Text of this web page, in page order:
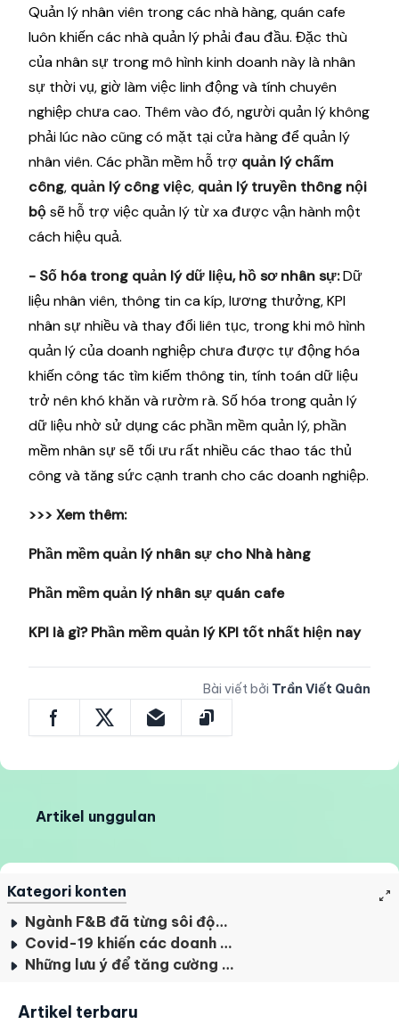
Quản lý nhân viên trong các nhà hàng, quán cafe
luôn khiến các nhà quản lý phải đau đầu. Đặc thù
của nhân sự trong mô hình kinh doanh này là nhân
sự thời vụ, giờ làm việc linh động và tính chuyên
nghiệp chưa cao. Thêm vào đó, người quản lý không
phải lúc nào cũng có mặt tại cửa hàng để quản lý
nhân viên. Các phần mềm hỗ trợ quản lý chấm
công, quản lý công việc, quản lý truyền thông nội
bộsẽ hỗ trợ việc quản lý từ xa được vận hành một
cách hiệu quả.
- Số hóa trong quản lý dữ liệu, hồ sơ nhân sự:Dữ
liệu nhân viên, thông tin ca kíp, lương thưởng, KPI
nhân sự nhiều và thay đổi liên tục, trong khi mô hình
quản lý của doanh nghiệp chưa được tự động hóa
khiến công tác tìm kiếm thông tin, tính toán dữ liệu
trở nên khó khăn và rườm rà. Số hóa trong quản lý
dữ liệu nhờ sử dụng các phần mềm quản lý, phần
mềm nhân sự sẽ tối ưu rất nhiều các thao tác thủ
công và tăng sức cạnh tranh cho các doanh nghiệp.
>>> Xem thêm:
Phần mềm quản lý nhân sự cho Nhà hàng
Phần mềm quản lý nhân sự quán cafe
KPI là gì? Phần mềm quản lý KPI tốt nhất hiện nay
Bài viết bởi Trần Viết Quân
Artikel unggulan
Kategori konten
Ngành F&B đã từng sôi động như thế nào trước đại dịch?
Covid-19 khiến các doanh nghiệp F&B bộc lộ nhiều điểm yếu
Những lưu ý để tăng cường “hệ miễn dịch” cho ngành F&B hậu Covid-19
Artikel terbaru